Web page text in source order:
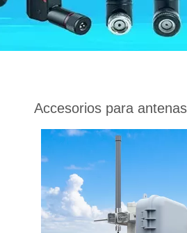
Accesorios para antenas